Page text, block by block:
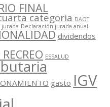
FINAL
categoria DAOT
jurada Declaración jurada anual
dividendos
ESSALUD
gasto IGV